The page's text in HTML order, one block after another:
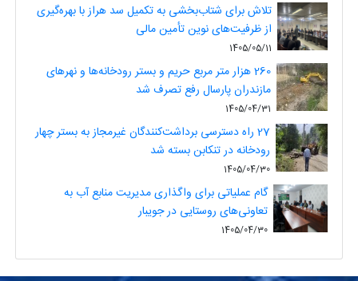
تلاش برای شتاب‌بخشی به تکمیل سد هراز با بهره‌گیری
از ظرفیت‌های نوین تأمین مالی
1405/05/11
260 هزار متر مربع حریم و بستر رودخانه‌ها و نهرهای
مازندران پارسال رفع تصرف شد
1405/04/31
27 راه دسترسی برداشت‌کنندگان غیرمجاز به بستر چهار
رودخانه در تنکابن بسته شد
1405/04/30
گام عملیاتی برای واگذاری مدیریت منابع آب به
تعاونی‌های روستایی در جویبار
1405/04/30